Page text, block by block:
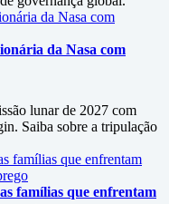
da Nasa com
lunar de 2027 com
Saiba sobre a tripulação
famílias que enfrentam